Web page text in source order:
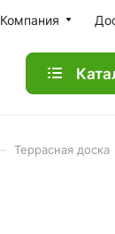
Компания
Террасная доска